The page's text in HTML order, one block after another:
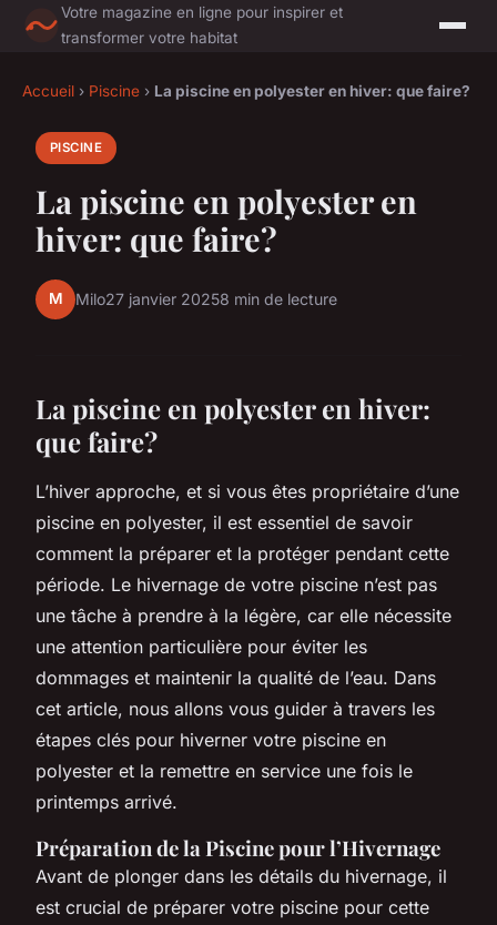
Votre magazine en ligne pour inspirer et
transformer votre habitat
Accueil › Piscine › La piscine en polyester en hiver: que faire?
PISCINE
La piscine en polyester en
hiver: que faire?
M Milo27 janvier 20258 min de lecture
La piscine en polyester en hiver:
que faire?
L’hiver approche, et si vous êtes propriétaire d’une
piscine en polyester, il est essentiel de savoir
comment la préparer et la protéger pendant cette
période. Le hivernage de votre piscine n’est pas
une tâche à prendre à la légère, car elle nécessite
une attention particulière pour éviter les
dommages et maintenir la qualité de l’eau. Dans
cet article, nous allons vous guider à travers les
étapes clés pour hiverner votre piscine en
polyester et la remettre en service une fois le
printemps arrivé.
Préparation de la Piscine pour l’Hivernage
Avant de plonger dans les détails du hivernage, il
est crucial de préparer votre piscine pour cette